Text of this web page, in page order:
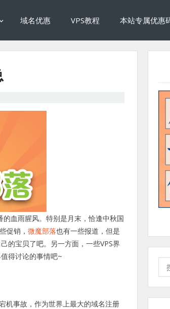
域名优惠 VPS教程 本站专属优惠
血雨腥风。特别是月末，恰逢中秋国
促销， 微魔部落也有一些报道，但是
的宝贝了吧。另一方面，一些VPS界
得讨论的事情吧~
机事故，作为世界上最大的域名注册